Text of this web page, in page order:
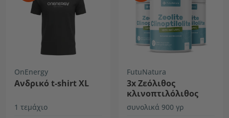
OnEnergy
Ανδρικό t-shirt XL
1 τεμάχιο
FutuNatura
3x Ζεόλιθος
κλινοπτιλόλιθος
συνολικά 900 γρ